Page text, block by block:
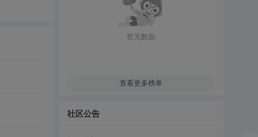
暂无数据
查看更多榜单
社区公告